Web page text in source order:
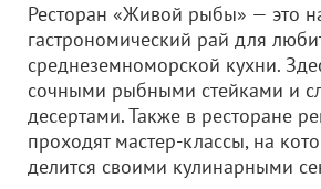
Ресторан «Живой рыбы» — это
гастрономический рай для
среднеземноморской кухни.
сочными рыбными стейками и
десертами. Также в ресторане
проходят мастер-классы, на
делится своими кулинарными